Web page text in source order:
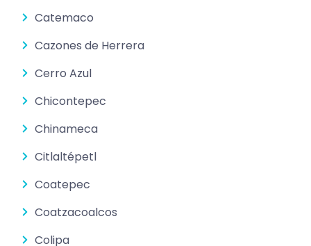
Catemaco
Cazones de Herrera
Cerro Azul
Chicontepec
Chinameca
Citlaltépetl
Coatepec
Coatzacoalcos
Colipa